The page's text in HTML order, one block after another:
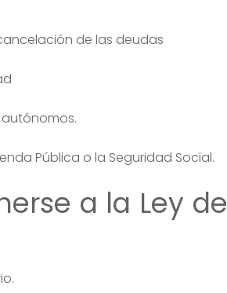
de las deudas
Pública o la Seguridad Social.
a la Ley de